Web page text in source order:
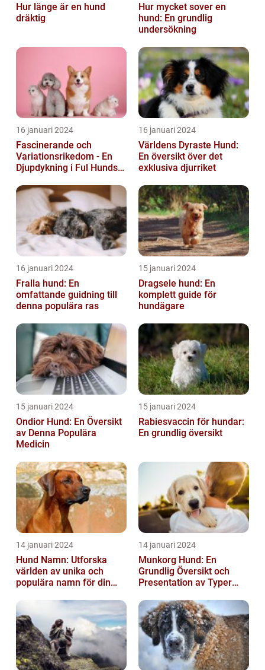
Hur länge är en hund
dräktig
Hur mycket sover en
hund: En grundlig
undersökning
16 januari 2024
Fascinerande och
Variationsrikedom - En
Djupdykning i Ful Hunds
16 januari 2024
Världens Dyraste Hund:
En översikt över det
exklusiva djurriket
16 januari 2024
Fralla hund: En
omfattande guidning till
denna populära ras
15 januari 2024
Dragsele hund: En
komplett guide för
hundägare
15 januari 2024
Ondior Hund: En Översikt
av Denna Populära
Medicin
15 januari 2024
Rabiesvaccin för hundar:
En grundlig översikt
14 januari 2024
Hund Namn: Utforska
världen av unika och
populära namn för din
14 januari 2024
Munkorg Hund: En
Grundlig Översikt och
Presentation av Typer